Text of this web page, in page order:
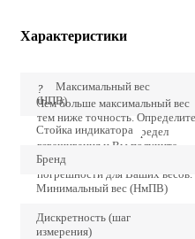
Характеристики
?
Чем больше максимальный вес
тем ниже точность. Определите
точно наибольший предел
взвешивания и Вы получите
наиболее низкие значения
погрешности для Ваших весов.
Максимальный вес
(НПВ)
Стойка индикатора
Бренд
Минимальный вес (НмПВ)
Дискретность (шаг
измерения)